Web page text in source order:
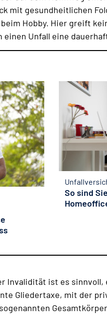
mit gesundheitlichen
Hobby. Hier greift
Unfall eine
So sind
Invalidität ist es
Gliedertaxe, mit der